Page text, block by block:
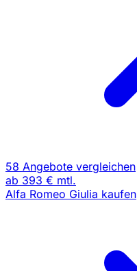
58 Angebote vergleichen
ab 393 € mtl.
Alfa Romeo Giulia kaufen